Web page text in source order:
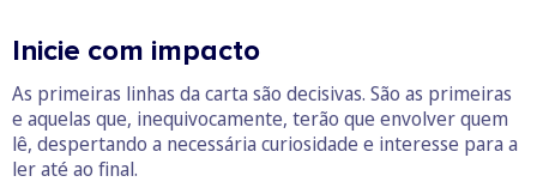
Inicie com impacto
As primeiras linhas da carta são decisivas. São as primeiras
e aquelas que, inequivocamente, terão que envolver quem
lê, despertando a necessária curiosidade e interesse para a
ler até ao final.